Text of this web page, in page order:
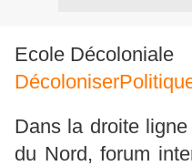
Ecole Décoloniale
Décoloniser
Dans la droite
du Nord, forum